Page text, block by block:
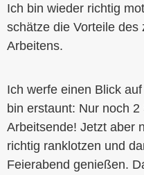
Ich bin wieder richtig
schätze die Vorteile des
Arbeitens.
Ich werfe einen Blick
bin erstaunt: Nur noch 2
Arbeitsende! Jetzt aber
richtig ranklotzen und
Feierabend genießen.